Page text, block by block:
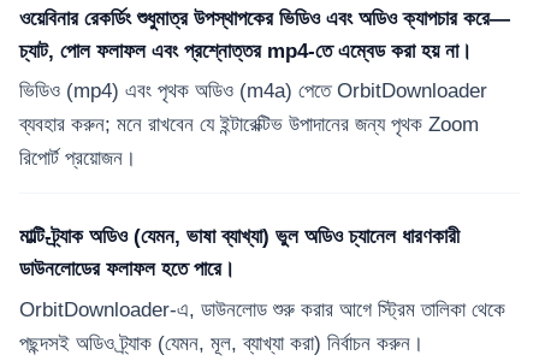
ওয়েবিনার রেকর্ডিং শুধুমাত্র উপস্থাপকের ভিডিও এবং অডিও ক্যাপচার করে—
চ্যাট, পোল ফলাফল এবং প্রশ্নোত্তর mp4-তে এম্বেড করা হয় না।
ভিডিও (mp4) এবং পৃথক অডিও (m4a) পেতে OrbitDownloader
ব্যবহার করুন; মনে রাখবেন যে ইন্টারেক্টিভ উপাদানের জন্য পৃথক Zoom
রিপোর্ট প্রয়োজন।
মাল্টি-ট্র্যাক অডিও (যেমন, ভাষা ব্যাখ্যা) ভুল অডিও চ্যানেল ধারণকারী
ডাউনলোডের ফলাফল হতে পারে।
OrbitDownloader-এ, ডাউনলোড শুরু করার আগে স্ট্রিম তালিকা থেকে
পছন্দসই অডিও ট্র্যাক (যেমন, মূল, ব্যাখ্যা করা) নির্বাচন করুন।